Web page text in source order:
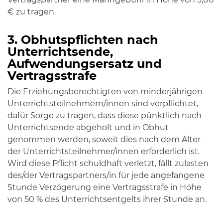
€ zu tragen.
3. Obhutspflichten nach
Unterrichtsende,
Aufwendungsersatz und
Vertragsstrafe
Die Erziehungsberechtigten von minderjährigen
Unterrichtsteilnehmern/innen sind verpflichtet,
dafür Sorge zu tragen, dass diese pünktlich nach
Unterrichtsende abgeholt und in Obhut
genommen werden, soweit dies nach dem Alter
der Unterrichtsteilnehmer/innen erforderlich ist.
Wird diese Pflicht schuldhaft verletzt, fällt zulasten
des/der Vertragspartners/in für jede angefangene
Stunde Verzögerung eine Vertragsstrafe in Höhe
von 50 % des Unterrichtsentgelts ihrer Stunde an.